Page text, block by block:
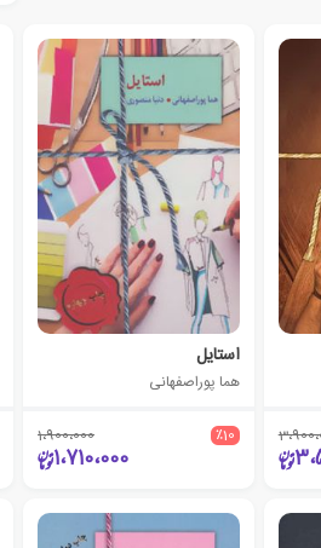
استایل
هما پوراصفهانی
٪10 1،900،000
1،710،000